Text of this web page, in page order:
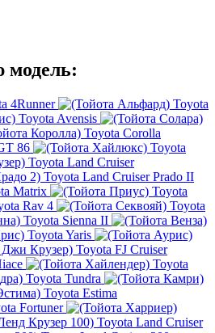
модель:
4Runner
Toyota
Toyota Avensis
Toyota Corolla
86
Toyota
Toyota Land Cruiser
Toyota Land Cruiser Prado II
Matrix
Toyota
Rav 4
Toyota
Toyota Sienna II
Toyota Yaris
Toyota FJ Cruiser
Toyota
Toyota Tundra
Toyota Estima
Fortuner
Toyota Land Cruiser